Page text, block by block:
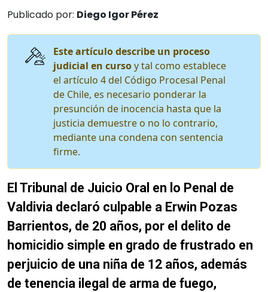
Publicado por: Diego Igor Pérez
Este artículo describe un proceso
judicial en cursoy tal como establece
el artículo 4 del Código Procesal Penal
de Chile, es necesario ponderar la
presunción de inocencia hasta que la
justicia demuestre o no lo contrario,
mediante una condena con sentencia
firme.
El Tribunal de Juicio Oral en lo Penal de
Valdivia declaró culpable a Erwin Pozas
Barrientos, de 20 años, por el delito de
homicidio simple en grado de frustrado en
perjuicio de una niña de 12 años, además
de tenencia ilegal de arma de fuego,